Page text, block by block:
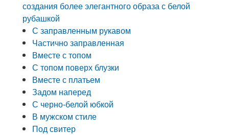
создания более элегантного образа с белой
рубашкой
С заправленным рукавом
Частично заправленная
Вместе с топом
С топом поверх блузки
Вместе с платьем
Задом наперед
С черно-белой юбкой
В мужском стиле
Под свитер